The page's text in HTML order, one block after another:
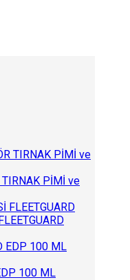
TIRNAK PİMİ ve
100 ML